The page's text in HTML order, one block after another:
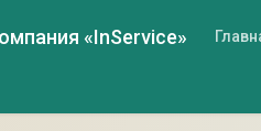
«InService»